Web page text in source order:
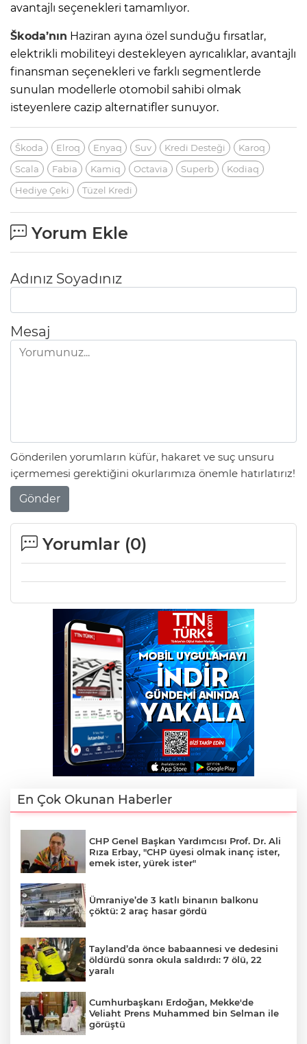
avantajlı seçenekleri tamamlıyor.
Škoda’nın Haziran ayına özel sunduğu fırsatlar,
elektrikli mobiliteyi destekleyen ayrıcalıklar, avantajlı
finansman seçenekleri ve farklı segmentlerde
sunulan modellerle otomobil sahibi olmak
isteyenlere cazip alternatifler sunuyor.
Škoda Elroq Enyaq Suv Kredi Desteği
Karoq
Scala
Fabia Kamiq Octavia Superb
Kodiaq
Hediye Çeki
Tüzel Kredi
Yorum Ekle
Adınız Soyadınız
Mesaj
Gönderilen yorumların küfür, hakaret ve suç unsuru
içermemesi gerektiğini okurlarımıza önemle hatırlatırız!
Gönder
Yorumlar (0)
En Çok Okunan Haberler
CHP Genel Başkan Yardımcısı Prof. Dr. Ali
Rıza Erbay, "CHP üyesi olmak inanç ister,
emek ister, yürek ister"
Ümraniye’de 3 katlı binanın balkonu
çöktü: 2 araç hasar gördü
Tayland’da önce babaannesi ve dedesini
öldürdü sonra okula saldırdı: 7 ölü, 22
yaralı
Cumhurbaşkanı Erdoğan, Mekke'de
Veliaht Prens Muhammed bin Selman ile
görüştü